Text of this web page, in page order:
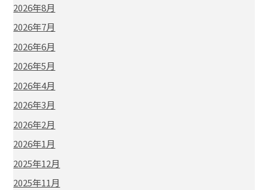
2026年8月
2026年7月
2026年6月
2026年5月
2026年4月
2026年3月
2026年2月
2026年1月
2025年12月
2025年11月